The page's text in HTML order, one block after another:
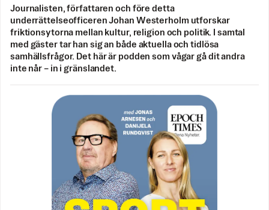
Journalisten, författaren och före detta
underrättelseofficeren Johan Westerholm utforskar
friktionsytorna mellan kultur, religion och politik. I samtal
med gäster tar han sig an både aktuella och tidlösa
samhällsfrågor. Det här är podden som vågar gå dit andra
inte når – in i gränslandet.